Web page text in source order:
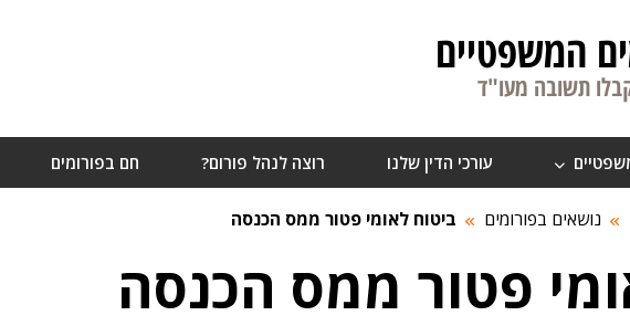
המשפטיים
תשובה מעו"ד
עורכי הדין שלנו רוצה לנהל פורום? חם בפורומים
נושאים בפורומים ביטוח לאומי פטור ממס הכנסה
פטור ממס הכנסה